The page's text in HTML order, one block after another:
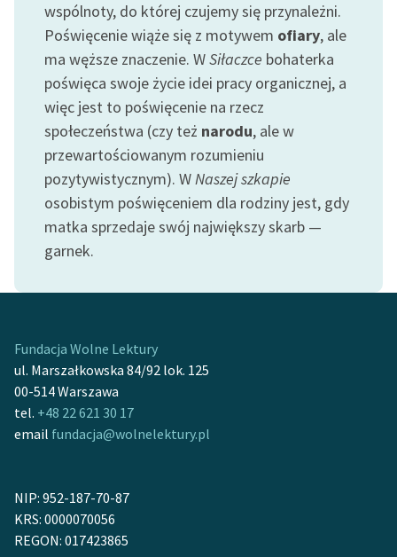
O nas
Kontakt
O projekcie
Zespół
Zasady wykorzystania
Wolnych Lektur
Logotypy
Materiały promocyjne
Regulamin biblioteki
Dane fundacji i
sprawozdania finansowe
wrażliwych
Deklaracja dostępności
wspólnoty, do której czujemy się przynależni.
Poświęcenie wiąże się z motywem ofiary, ale
ma węższe znaczenie. WSiłaczce bohaterka
poświęca swoje życie idei pracy organicznej, a
więc jest to poświęcenie na rzecz
społeczeństwa (czy też narodu, ale w
przewartościowanym rozumieniu
pozytywistycznym). WNaszej szkapie
osobistym poświęceniem dla rodziny jest, gdy
matka sprzedaje swój największy skarb —
garnek.
Fundacja Wolne Lektury
ul. Marszałkowska 84/92 lok. 125
00-514 Warszawa
tel. +48 22 621 30 17
email fundacja@wolnelektury.pl
NIP: 952-187-70-87
KRS: 0000070056
REGON: 017423865